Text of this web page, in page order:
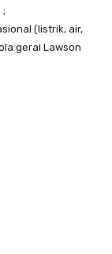
;
(listrik, air,
gerai Lawson